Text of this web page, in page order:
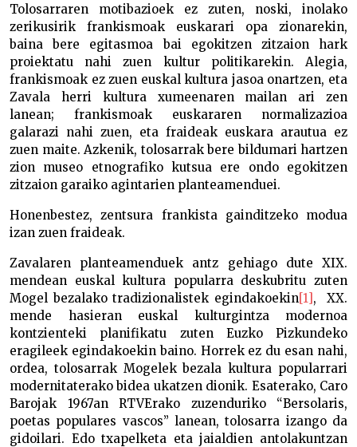
Tolosarraren motibazioek ez zuten, noski, inolako
zerikusirik frankismoak euskarari opa zionarekin,
baina bere egitasmoa bai egokitzen zitzaion hark
proiektatu nahi zuen kultur politikarekin. Alegia,
frankismoak ez zuen euskal kultura jasoa onartzen, eta
Zavala herri kultura xumeenaren mailan ari zen
lanean; frankismoak euskararen normalizazioa
galarazi nahi zuen, eta fraideak euskara arautua ez
zuen maite. Azkenik, tolosarrak bere bildumari hartzen
zion museo etnografiko kutsua ere ondo egokitzen
zitzaion garaiko agintarien planteamenduei.
Honenbestez, zentsura frankista gainditzeko modua
izan zuen fraideak.
Zavalaren planteamenduek antz gehiago dute XIX.
mendean euskal kultura popularra deskubritu zuten
Mogel bezalako tradizionalistek egindakoekin[1], XX.
mende hasieran euskal kulturgintza modernoa
kontzienteki planifikatu zuten Euzko Pizkundeko
eragileek egindakoekin baino. Horrek ez du esan nahi,
ordea, tolosarrak Mogelek bezala kultura popularrari
modernitaterako bidea ukatzen dionik. Esaterako, Caro
Barojak 1967an RTVErako zuzenduriko “Bersolaris,
poetas populares vascos” lanean, tolosarra izango da
gidoilari. Edo txapelketa eta jaialdien antolakuntzan